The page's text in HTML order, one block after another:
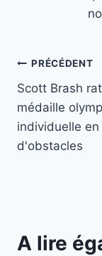
de
l’article
PRÉCÉDENT
Scott Brash
médaille
individuelle
d'obstacles
A lire